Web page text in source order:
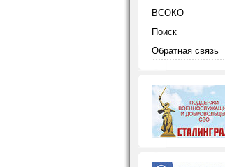
ВСОКО
Поиск
Обратная связь